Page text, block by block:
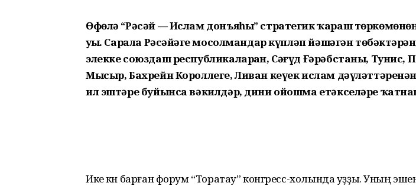
Өфөлә “Рәсәй — Ислам донъяһы” стратегик ҡараш
уҙҙы. Сарала Рәсәйҙәге мосолмандар күпләп йәшәгән
элекке союздаш республикаларҙан, Сәғүд Ғәрәбстаны, Тунис,
Мысыр, Бахрейн Короллеге, Ливан кеүек ислам
ил эштәре буйынса вәкилдәр, дини ойошма етәкселәре
Ике көн барған форум “Торатау” конгресс-холында уҙҙы. Уның